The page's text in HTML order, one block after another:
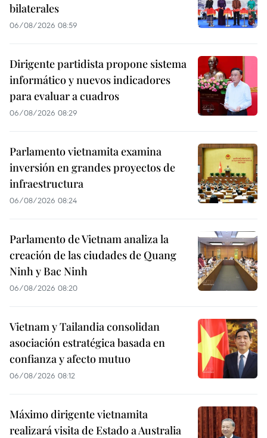
bilaterales
06/08/2026 08:59
Dirigente partidista propone sistema
informático y nuevos indicadores
para evaluar a cuadros
06/08/2026 08:29
Parlamento vietnamita examina
inversión en grandes proyectos de
infraestructura
06/08/2026 08:24
Parlamento de Vietnam analiza la
creación de las ciudades de Quang
Ninh y Bac Ninh
06/08/2026 08:20
Vietnam y Tailandia consolidan
asociación estratégica basada en
confianza y afecto mutuo
06/08/2026 08:12
Máximo dirigente vietnamita
realizará visita de Estado a Australia